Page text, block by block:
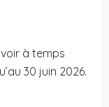
à temps
30 juin 2026.